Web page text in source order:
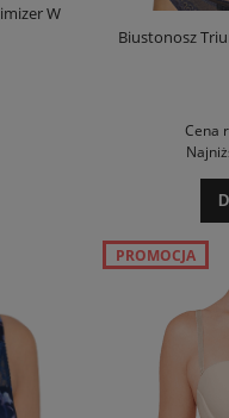
W
Biustonosz
Cena
PROMOCJA